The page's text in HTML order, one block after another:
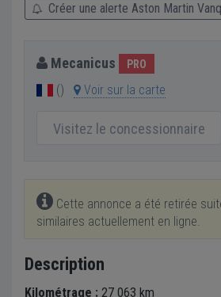
Créer une alerte Aston Martin
Mecanicus PRO
() Voir sur la carte
Visitez le concessionnaire
Cette annonce a été retirée
similaires actuellement en ligne.
Description
Kilométrage : 27 063 km